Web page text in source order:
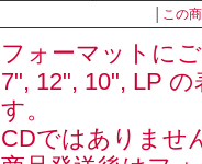
この
フォーマットに
7", 12", 10", LP
す。
CDではありませ